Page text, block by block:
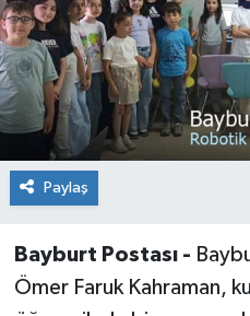
Paylaş
Bayburt Postası -
Ömer Faruk Kahraman,